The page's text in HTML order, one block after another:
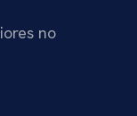
no